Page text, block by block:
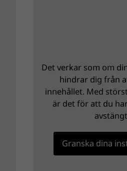
Det verkar som om
hindrar dig från
innehållet. Med
är det för att du
Granska dina